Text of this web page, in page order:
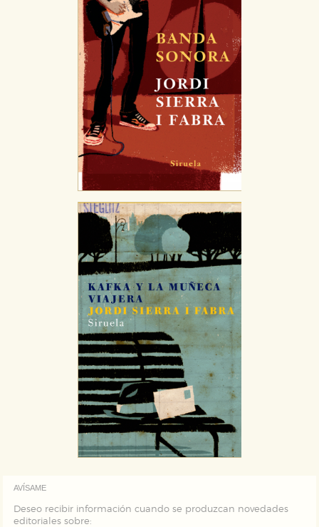
AVÍSAME
Deseo recibir información cuando se produzcan novedades
editoriales sobre: